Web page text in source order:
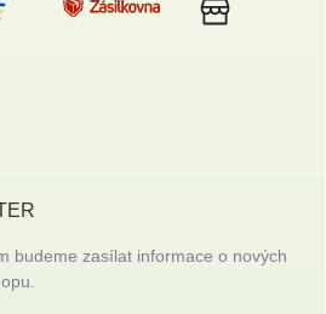
budeme zasílat informace o nových